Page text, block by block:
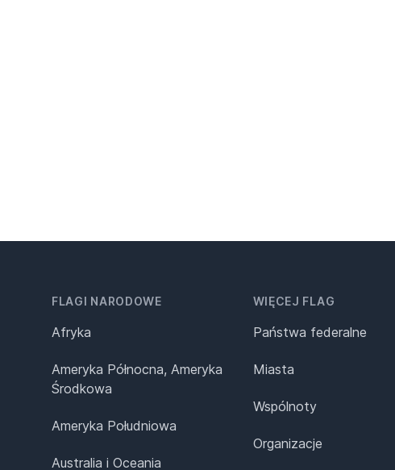
FLAGI NARODOWE
Afryka
Ameryka Północna, Ameryka
Środkowa
Ameryka Południowa
Australia i Oceania
WIĘCEJ FLAG
Państwa federalne
Miasta
Wspólnoty
Organizacje